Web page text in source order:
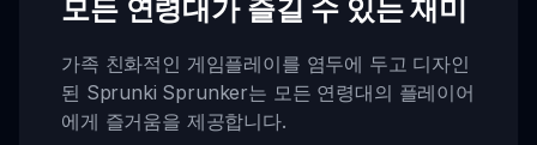
모든 연령대가 즐길 수 있는 재미
가족 친화적인 게임플레이를 염두에 두고 디자인
된 Sprunki Sprunker는 모든 연령대의 플레이어
에게 즐거움을 제공합니다.